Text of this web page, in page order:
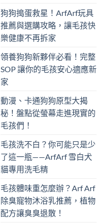
狗狗搗蛋救星！ArfArf玩具
推薦與選購攻略，讓毛孩快
樂健康不再拆家
領養狗狗新夥伴必看！完整
SOP 讓你的毛孩安心適應新
家
動漫、卡通狗狗原型大揭
秘！盤點從螢幕走進現實的
毛孩們！
毛孩洗不白？你可能只是少
了這一瓶——ArfArf 雪白犬
貓專用洗毛精
毛孩體味重怎麼辦？Arf Arf
除臭寵物沐浴乳推薦，植物
配方讓臭臭退散！